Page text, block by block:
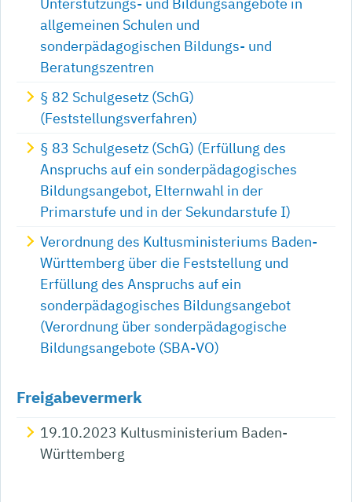
allgemeinen Schulen und
sonderpädagogischen Bildungs- und
Beratungszentren
§ 82 Schulgesetz (SchG)
(Feststellungsverfahren)
§ 83 Schulgesetz (SchG) (Erfüllung des
Anspruchs auf ein sonderpädagogisches
Bildungsangebot, Elternwahl in der
Primarstufe und in der Sekundarstufe I)
Verordnung des Kultusministeriums Baden-
Württemberg über die Feststellung und
Erfüllung des Anspruchs auf ein
sonderpädagogisches Bildungsangebot
(Verordnung über sonderpädagogische
Bildungsangebote (SBA-VO)
Freigabevermerk
19.10.2023 Kultusministerium Baden-
Württemberg